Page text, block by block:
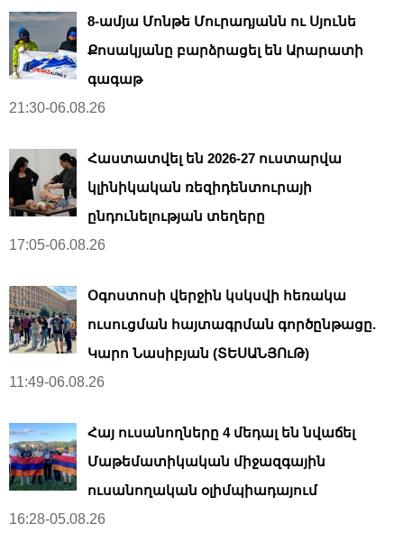
8-ամյա Մոնթե Մուրադյանն ու Սյունե
Քոսակյանը բարձրացել են Արարատի
գագաթ
21:30-06.08.26
Հաստատվել են 2026-27 ուստարվա
կլինիկական ռեզիդենտուրայի
ընդունելության տեղերը
17:05-06.08.26
Օգոստոսի վերջին կսկսվի հեռակա
ուսուցման հայտագրման գործընթացը.
Կարո Նասիբյան (ՏԵՍԱՆՅՈւԹ)
11:49-06.08.26
Հայ ուսանողները 4 մեդալ են նվաճել
Մաթեմատիկական միջազգային
ուսանողական օլիմպիադայում
16:28-05.08.26